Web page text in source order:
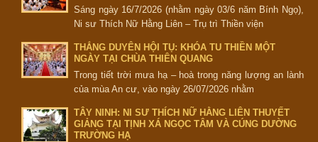
Sáng ngày 16/7/2026 (nhằm ngày 03/6 năm Bính Ngọ),
Ni sư Thích Nữ Hằng Liên – Trụ trì Thiền viện
THẮNG DUYÊN HỘI TỤ: KHÓA TU THIỀN MỘT
NGÀY TẠI CHÙA THIÊN QUANG
Trong tiết trời mưa hạ – hoà trong năng lượng an lành
của mùa An cư, vào ngày 26/07/2026 nhằm
TÂY NINH: NI SƯ THÍCH NỮ HẰNG LIÊN THUYẾT
GIẢNG TẠI TỊNH XÁ NGỌC TÂM VÀ CÚNG DƯỜNG
TRƯỜNG HẠ